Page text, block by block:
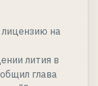
лицензию на
лития в
глава